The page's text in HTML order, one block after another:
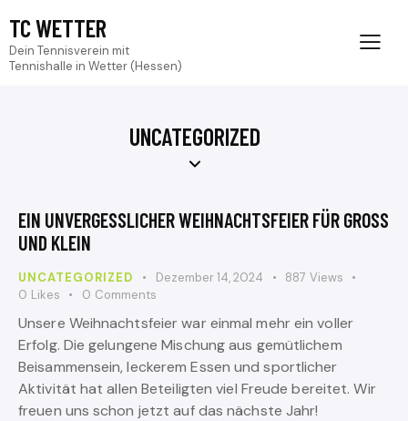
TC WETTER
Dein Tennisverein mit
Tennishalle in Wetter (Hessen)
UNCATEGORIZED
EIN UNVERGESSLICHER WEIHNACHTSFEIER FÜR GROSS U
ND KLEIN
UNCATEGORIZED Dezember 14, 2024 887 Views
0 Likes 0 Comments
Unsere Weihnachtsfeier war einmal mehr ein voller
Erfolg. Die gelungene Mischung aus gemütlichem
Beisammensein, leckerem Essen und sportlicher
Aktivität hat allen Beteiligten viel Freude bereitet. Wir
freuen uns schon jetzt auf das nächste Jahr!